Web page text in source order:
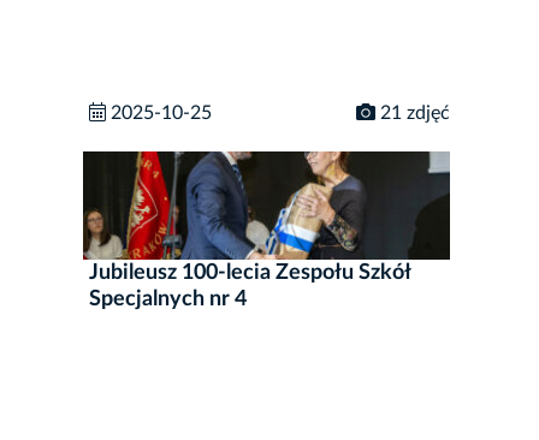
2025-10-25 21 zdjęć
Jubileusz 100-lecia Zespołu Szkół
Specjalnych nr 4